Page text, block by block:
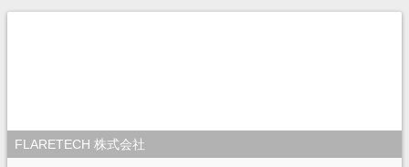
FLARETECH 株式会社